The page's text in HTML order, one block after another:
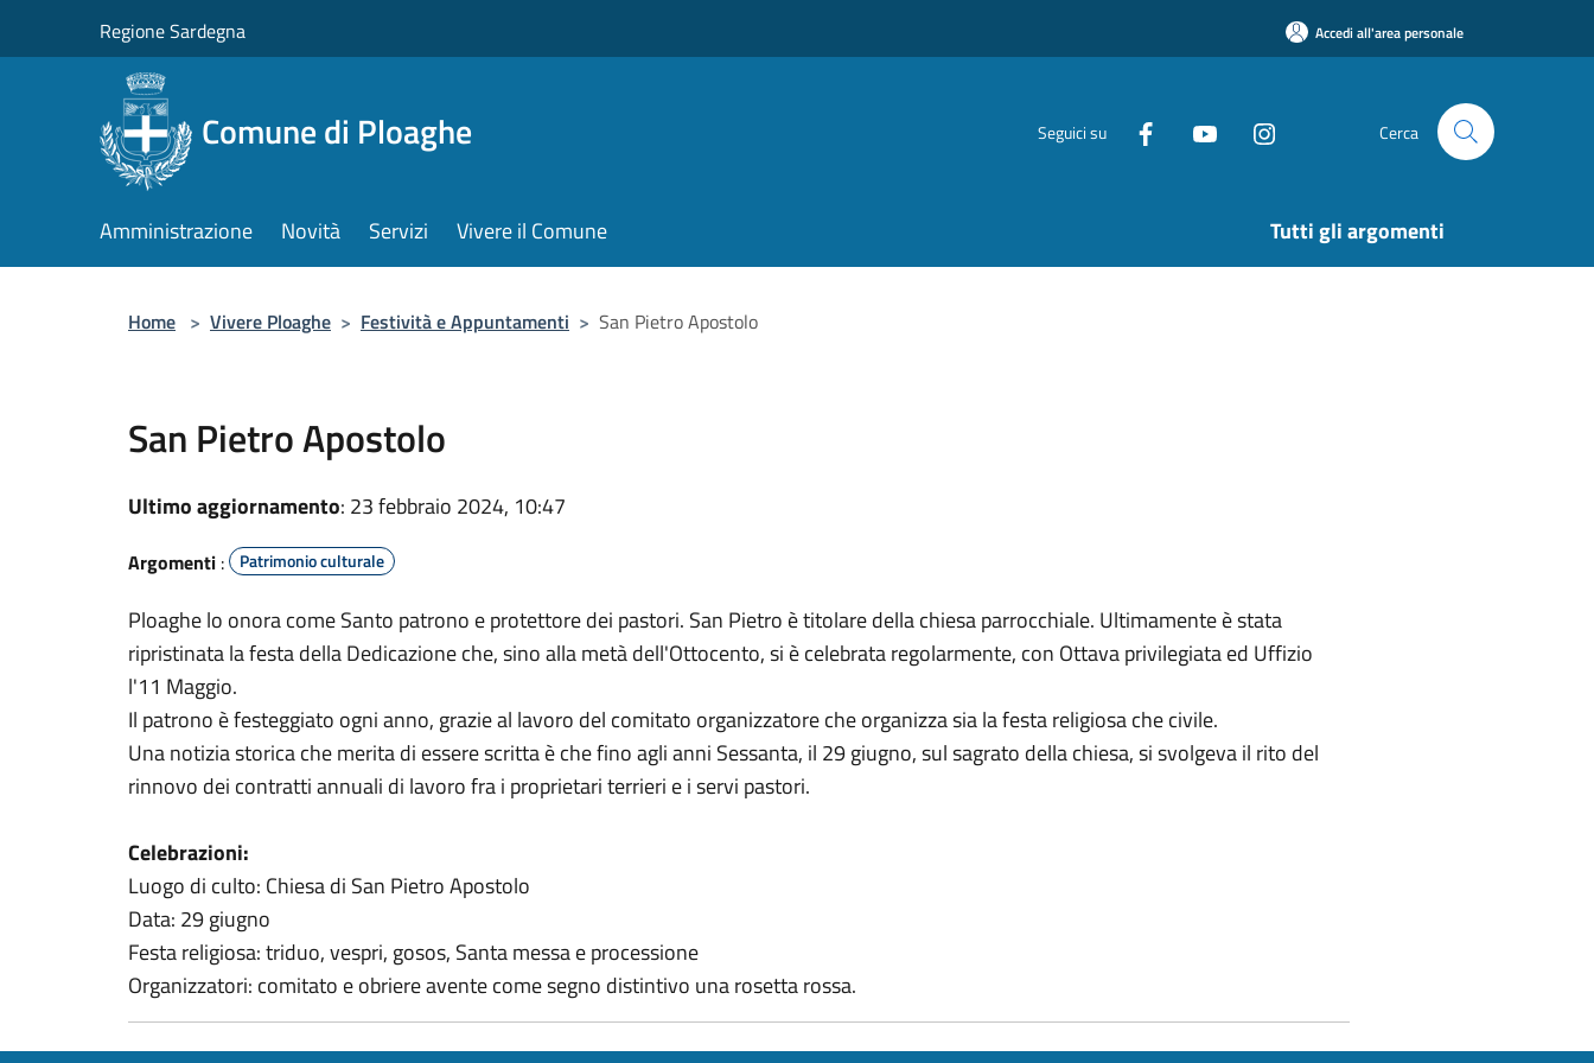
Regione Sardegna Accedi all'area personale
Comune di Ploaghe Seguici su Cerca
Amministrazione Novità Servizi Vivere il Comune Tutti gli argomenti
Home > Vivere Ploaghe > Festività e Appuntamenti > San Pietro Apostolo
San Pietro Apostolo
Ultimo aggiornamento: 23 febbraio 2024, 10:47
Argomenti : Patrimonio culturale
Ploaghe lo onora come Santo patrono e protettore dei pastori. San Pietro è titolare della chiesa parrocchiale. Ultimamente è stata
ripristinata la festa della Dedicazione che, sino alla metà dell'Ottocento, si è celebrata regolarmente, con Ottava privilegiata ed Uffizio
l'11 Maggio.
Il patrono è festeggiato ogni anno, grazie al lavoro del comitato organizzatore che organizza sia la festa religiosa che civile.
Una notizia storica che merita di essere scritta è che fino agli anni Sessanta, il 29 giugno, sul sagrato della chiesa, si svolgeva il rito del
rinnovo dei contratti annuali di lavoro fra i proprietari terrieri e i servi pastori.
Celebrazioni:
Luogo di culto: Chiesa di San Pietro Apostolo
Data: 29 giugno
Festa religiosa: triduo, vespri, gosos, Santa messa e processione
Organizzatori: comitato e obriere avente come segno distintivo una rosetta rossa.